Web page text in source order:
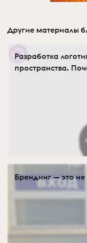
Другие материалы
Разработка
пространства.
Брендинг — это